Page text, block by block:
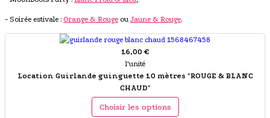
- Soirée estivale : Orange & Rouge ou Jaune & Rouge.
16,00 €
l'unité
Location Guirlande guinguette 10 mètres "ROUGE & BLANC
CHAUD"
Choisir les options